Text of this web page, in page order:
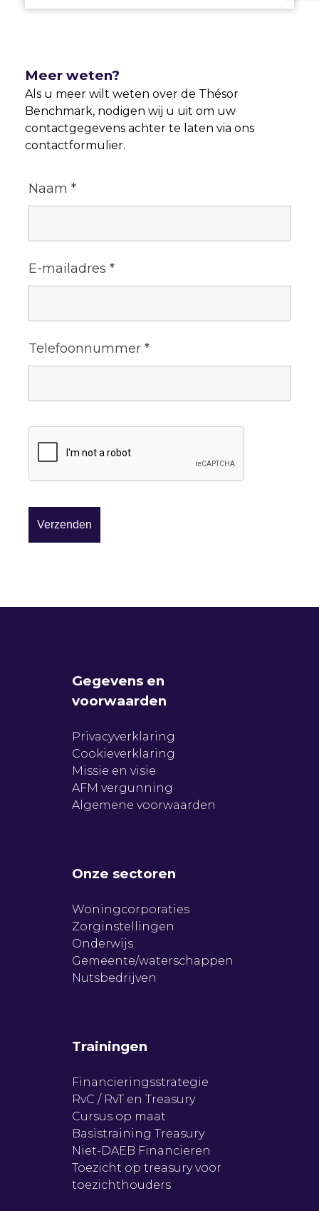
Meer weten?
Als u meer wilt weten over de Thésor
Benchmark, nodigen wij u uit om uw
contactgegevens achter te laten via ons
contactformulier.
Naam *
E-mailadres *
Telefoonnummer *
Gegevens en
voorwaarden
Privacyverklaring
Cookieverklaring
Missie en visie
AFM vergunning
Algemene voorwaarden
Onze sectoren
Woningcorporaties
Zorginstellingen
Onderwijs
Gemeente/waterschappen
Nutsbedrijven
Trainingen
Financieringsstrategie
RvC / RvT en Treasury
Cursus op maat
Basistraining Treasury
Niet-DAEB Financieren
Toezicht op treasury voor
toezichthouders